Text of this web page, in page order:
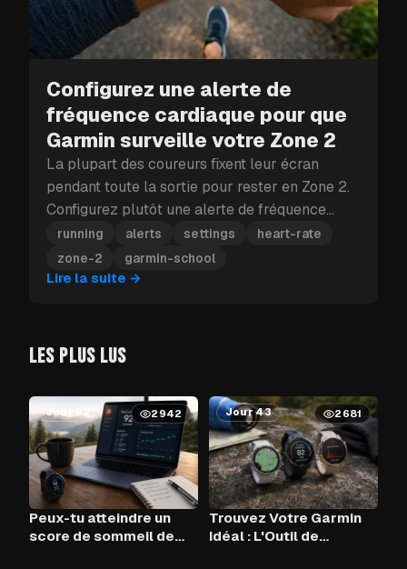
Configurez une alerte de
fréquence cardiaque pour que
Garmin surveille votre Zone 2
La plupart des coureurs fixent leur écran
pendant toute la sortie pour rester en Zone 2.
Configurez plutôt une alerte de fréquence
cardiaque et votre Garmin vibre dès que vous
en sortez.
running alerts settings
heart-rate
zone-2
garmin-school
Lire la suite →
LES PLUS LUS
Jour 62 2942
Peux-tu atteindre un
score de sommeil de
Jour 43 2681
Trouvez Votre Garmin
Idéal : L'Outil de